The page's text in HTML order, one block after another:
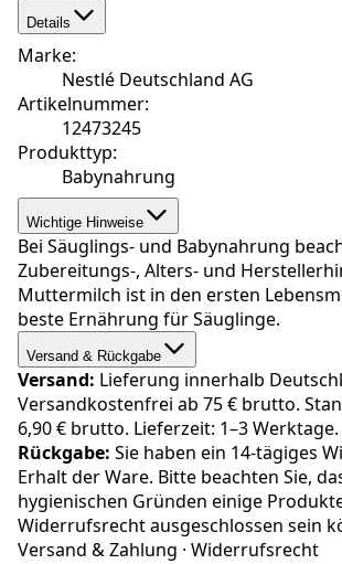
Details
Marke:
Nestlé Deutschland AG
Artikelnummer:
12473245
Produkttyp:
Babynahrung
Wichtige Hinweise
Bei Säuglings- und Babynahrung
Zubereitungs-, Alters- und
Muttermilch ist in den ersten
beste Ernährung für Säuglinge.
Versand & Rückgabe
Versand: Lieferung innerhalb
Versandkostenfrei ab 75 € brutto.
6,90 € brutto. Lieferzeit: 1–3 Werktage.
Rückgabe: Sie haben ein 14-tägiges
Erhalt der Ware. Bitte beachten Sie,
hygienischen Gründen einige
Widerrufsrecht ausgeschlossen sein
Versand & Zahlung · Widerrufsrecht